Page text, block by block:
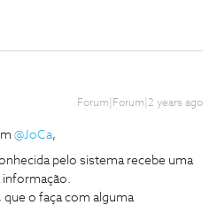
Forum|Forum|2 years ago
@JoCa,
pelo sistema recebe uma
informação.
que o faça com alguma